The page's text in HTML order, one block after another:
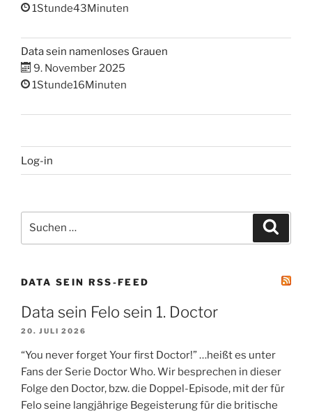
1Stunde43Minuten
Data sein namenloses Grauen
9. November 2025
1Stunde16Minuten
Log-in
nach:
DATA SEIN RSS-FEED
Data sein Felo sein 1. Doctor
20. JULI 2026
“You never forget Your first Doctor!” …heißt es unter
Fans der Serie Doctor Who. Wir besprechen in dieser
Folge den Doctor, bzw. die Doppel-Episode, mit der für
Felo seine langjährige Begeisterung für die britische